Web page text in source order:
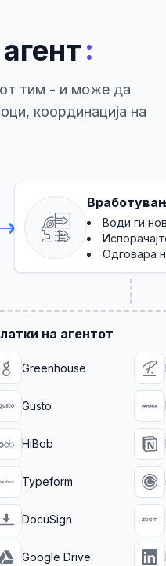
:
тим - и може да
координација на
Води ги
Одговара
на агентот
Greenhouse
Gusto
HiBob
Typeform
DocuSign
Google Drive